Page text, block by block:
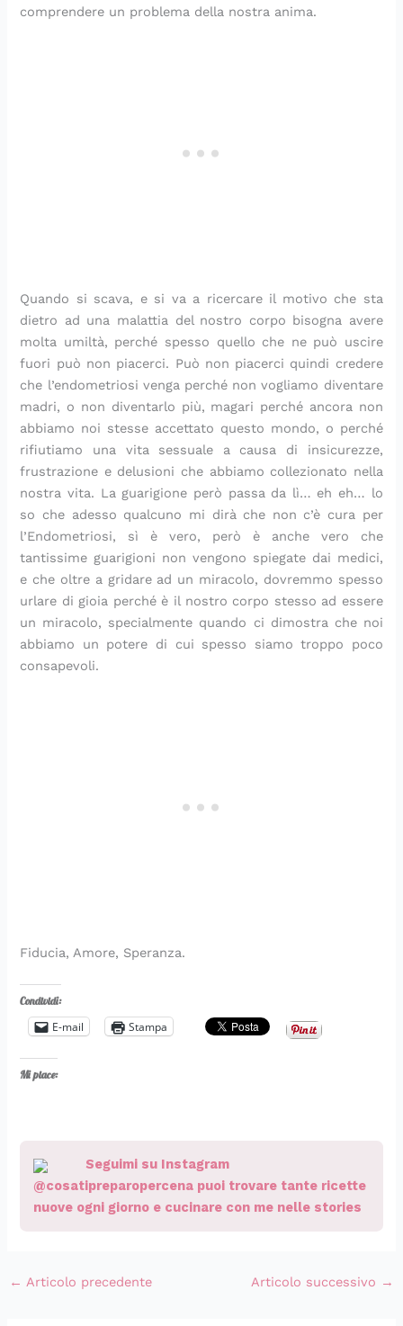
comprendere un problema della nostra anima.
Quando si scava, e si va a ricercare il motivo che sta
dietro ad una malattia del nostro corpo bisogna avere
molta umiltà, perché spesso quello che ne può uscire
fuori può non piacerci. Può non piacerci quindi credere
che l’endometriosi venga perché non vogliamo diventare
madri, o non diventarlo più, magari perché ancora non
abbiamo noi stesse accettato questo mondo, o perché
rifiutiamo una vita sessuale a causa di insicurezze,
frustrazione e delusioni che abbiamo collezionato nella
nostra vita. La guarigione però passa da lì… eh eh… lo
so che adesso qualcuno mi dirà che non c’è cura per
l’Endometriosi, sì è vero, però è anche vero che
tantissime guarigioni non vengono spiegate dai medici,
e che oltre a gridare ad un miracolo, dovremmo spesso
urlare di gioia perché è il nostro corpo stesso ad essere
un miracolo, specialmente quando ci dimostra che noi
abbiamo un potere di cui spesso siamo troppo poco
consapevoli.
Fiducia, Amore, Speranza.
Condividi:
E-mail Stampa
Mi piace:
Seguimi su Instagram
@cosatipreparopercena puoi trovare tante ricette
nuove ogni giorno e cucinare con me nelle stories
← Articolo precedente Articolo successivo →